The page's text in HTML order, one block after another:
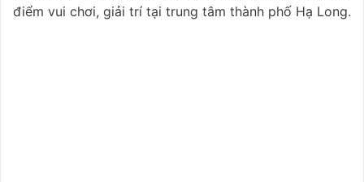
điểm vui chơi, giải trí tại trung tâm thành phố Hạ Long.